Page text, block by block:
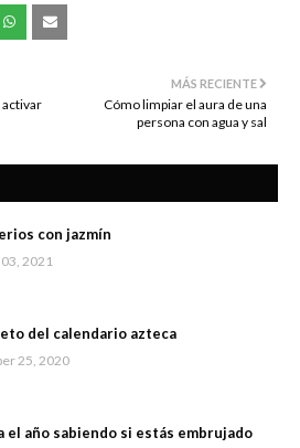
MÁS RECIENTE
Cómo limpiar el aura de una
persona con agua y sal
activar
con jazmín
2021
del calendario azteca
25, 2020
el año sabiendo si estás embrujado